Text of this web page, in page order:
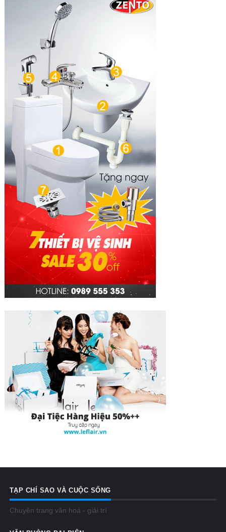
TẠP CHÍ SAO VÀ CUỘC SỐNG
Chuyên trang văn hoá - giải trí